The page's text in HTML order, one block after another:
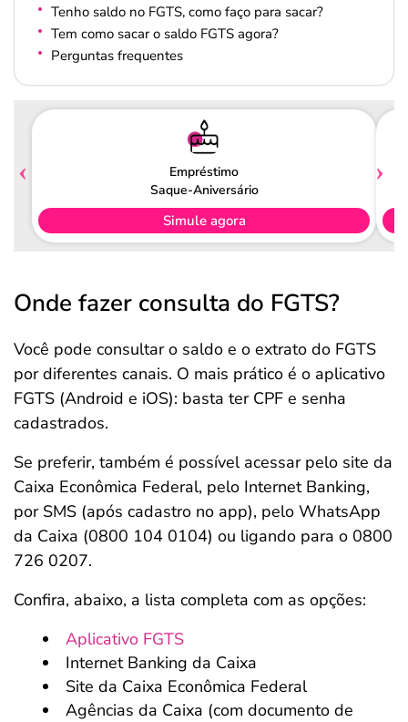
Tenho saldo no FGTS, como faço para sacar?
Tem como sacar o saldo FGTS agora?
Perguntas frequentes
Empréstimo
Saque-Aniversário
Simule agora
Onde fazer consulta do FGTS?
Você pode consultar o saldo e o extrato do FGTS
por diferentes canais. O mais prático é o aplicativo
FGTS (Android e iOS): basta ter CPF e senha
cadastrados.
Se preferir, também é possível acessar pelo site da
Caixa Econômica Federal, pelo Internet Banking,
por SMS (após cadastro no app), pelo WhatsApp
da Caixa (0800 104 0104) ou ligando para o 0800
726 0207.
Confira, abaixo, a lista completa com as opções:
Aplicativo FGTS
Internet Banking da Caixa
Site da Caixa Econômica Federal
Agências da Caixa (com documento de